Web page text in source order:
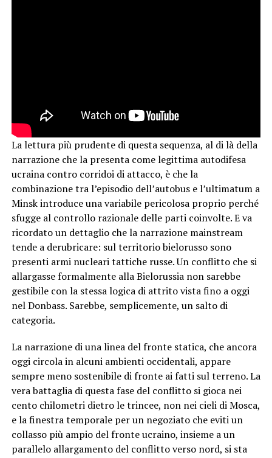
La lettura più prudente di questa sequenza, al di là della
narrazione che la presenta come legittima autodifesa
ucraina contro corridoi di attacco, è che la
combinazione tra l’episodio dell’autobus e l’ultimatum a
Minsk introduce una variabile pericolosa proprio perché
sfugge al controllo razionale delle parti coinvolte. E va
ricordato un dettaglio che la narrazione mainstream
tende a derubricare: sul territorio bielorusso sono
presenti armi nucleari tattiche russe. Un conflitto che si
allargasse formalmente alla Bielorussia non sarebbe
gestibile con la stessa logica di attrito vista fino a oggi
nel Donbass. Sarebbe, semplicemente, un salto di
categoria.
La narrazione di una linea del fronte statica, che ancora
oggi circola in alcuni ambienti occidentali, appare
sempre meno sostenibile di fronte ai fatti sul terreno. La
vera battaglia di questa fase del conflitto si gioca nei
cento chilometri dietro le trincee, non nei cieli di Mosca,
e la finestra temporale per un negoziato che eviti un
collasso più ampio del fronte ucraino, insieme a un
parallelo allargamento del conflitto verso nord, si sta